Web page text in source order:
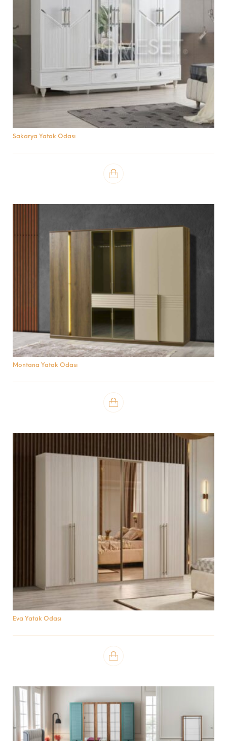
Sakarya Yatak Odası
Montana Yatak Odası
Eva Yatak Odası